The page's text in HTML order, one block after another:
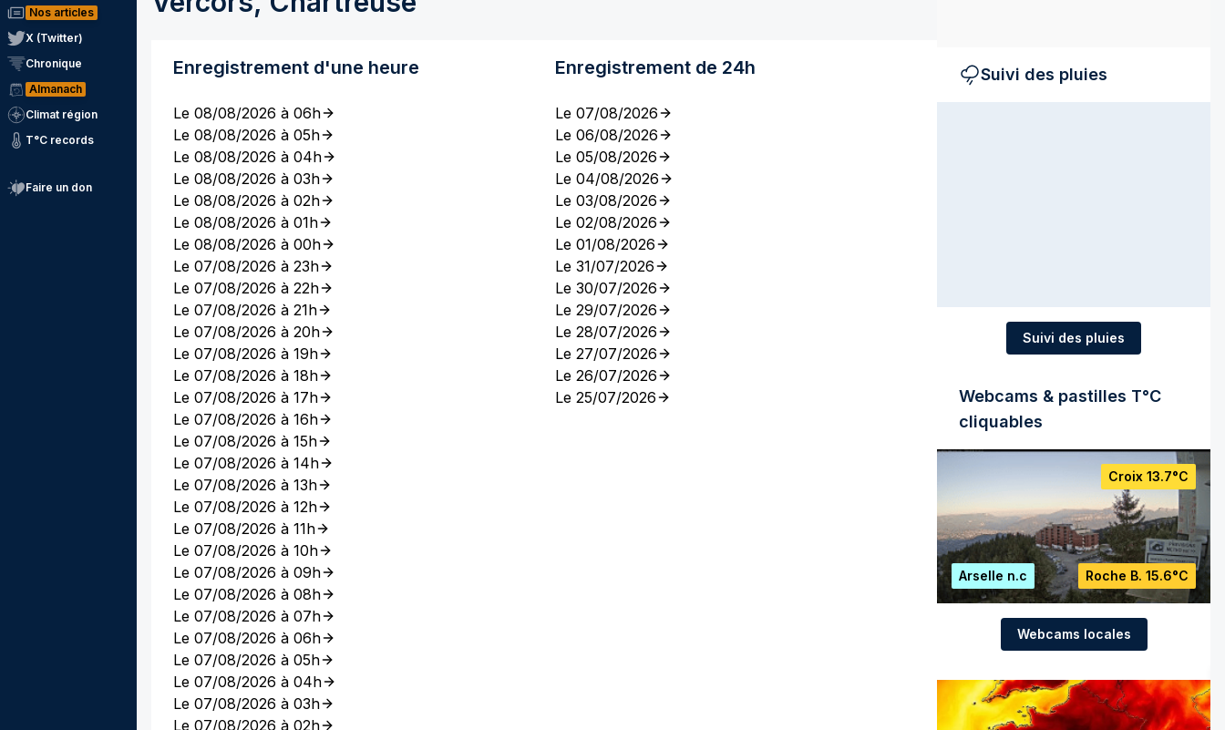
Nos articles
X (Twitter)
Chronique
Almanach
Climat région
T°C records
Faire un don
Enregistrement d'une heure
Le 08/08/2026 à 06h
Le 08/08/2026 à 05h
Le 08/08/2026 à 04h
Le 08/08/2026 à 03h
Le 08/08/2026 à 02h
Le 08/08/2026 à 01h
Le 08/08/2026 à 00h
Le 07/08/2026 à 23h
Le 07/08/2026 à 22h
Le 07/08/2026 à 21h
Le 07/08/2026 à 20h
Le 07/08/2026 à 19h
Le 07/08/2026 à 18h
Le 07/08/2026 à 17h
Le 07/08/2026 à 16h
Le 07/08/2026 à 15h
Le 07/08/2026 à 14h
Le 07/08/2026 à 13h
Le 07/08/2026 à 12h
Le 07/08/2026 à 11h
Le 07/08/2026 à 10h
Le 07/08/2026 à 09h
Le 07/08/2026 à 08h
Le 07/08/2026 à 07h
Le 07/08/2026 à 06h
Le 07/08/2026 à 05h
Le 07/08/2026 à 04h
Le 07/08/2026 à 03h
Le 07/08/2026 à 02h
Enregistrement de 24h
Le 07/08/2026
Le 06/08/2026
Le 05/08/2026
Le 04/08/2026
Le 03/08/2026
Le 02/08/2026
Le 01/08/2026
Le 31/07/2026
Le 30/07/2026
Le 29/07/2026
Le 28/07/2026
Le 27/07/2026
Le 26/07/2026
Le 25/07/2026
Suivi des pluies
Suivi des pluies
Webcams & pastilles T°C
cliquables
Croix 13.7°C
Arselle n.c Roche B. 15.6°C
Webcams locales